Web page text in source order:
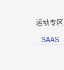
运动专
SAAS